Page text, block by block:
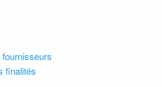
finalités